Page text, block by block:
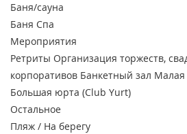
Баня/сауна
Баня Спа
Мероприятия
Ретриты Организация торжеств,
корпоративов Банкетный зал
Большая юрта (Club Yurt)
Остальное
Пляж / На берегу